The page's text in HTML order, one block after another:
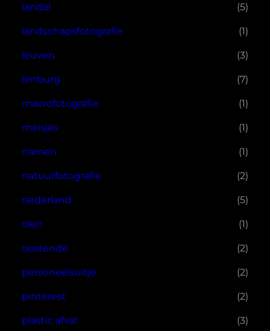
landal (5)
landschapsfotografie (1)
leuven (3)
limburg (7)
macrofotografie (1)
meisjes (1)
namen (1)
natuurfotografie (2)
nederland (5)
olen (1)
oostende (2)
personeelsuitje (2)
pinterest (2)
plastic afval (3)